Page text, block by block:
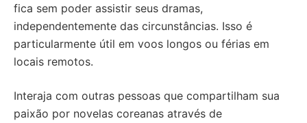
fica sem poder assistir seus dramas,
independentemente das circunstâncias. Isso é
particularmente útil em voos longos ou férias em
locais remotos.
Interaja com outras pessoas que compartilham sua
paixão por novelas coreanas através de